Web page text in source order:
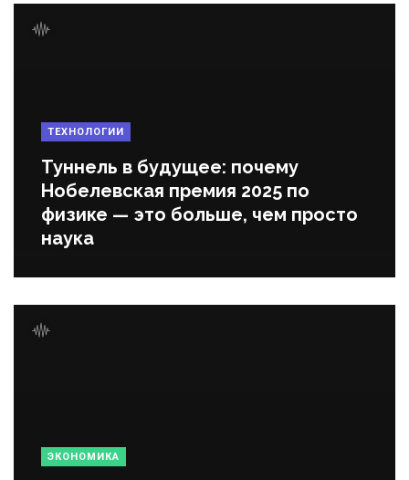
ТЕХНОЛОГИИ
Туннель в будущее: почему
Нобелевская премия 2025 по
физике — это больше, чем просто
наука
ЭКОНОМИКА